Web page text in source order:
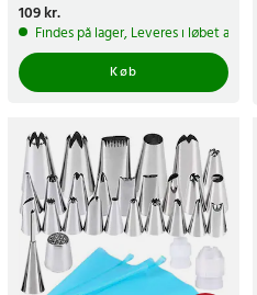
Pris:109 kr.
109 kr.
Findes på lager, Leveres i løbet af 1-
Køb